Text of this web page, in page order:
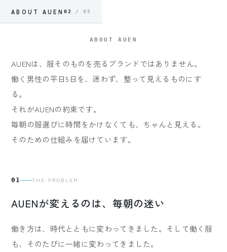
ABOUT AUEN 02 / 05
ABOUT AUEN
AUENは、 服そ の ものを売る ブラ ン ドではあ り ません。
働 く 男性の平日5 日 を、 迷わず、 整って 見え る ものにす
る。
それがAUENの約束です。
毎朝の服選びに時間をかけ な く て も、 ち ゃ んと 見え る 。
そ のための仕組み を届けて い ます。
01 THE PROBLEM
AUENが変えるのは、毎朝の迷い
働き方は、時代とともに変わってきました。そして働く服
も、そのたびに一緒に変わってきました。